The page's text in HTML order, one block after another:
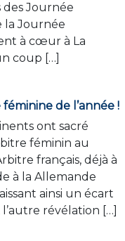
des Journée
la Journée
à cœur à La
coup […]
de l’année !
ont sacré
féminin au
français, déjà à
à la Allemande
ainsi un écart
révélation […]